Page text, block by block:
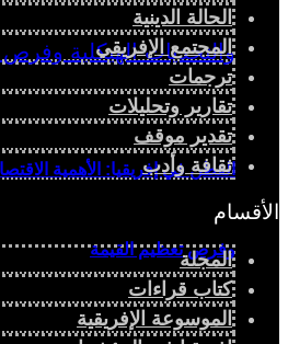
القطن في إفريقيا: الأهمية
وفرص تعظيم القيمة
الحالة الدينية
المجتمع الإفريقي
ترجمات
تقارير وتحليلات
تقدير موقف
ثقافة وأدب
الأقسام
المجلة
كتاب قراءات
الموسوعة الإفريقية